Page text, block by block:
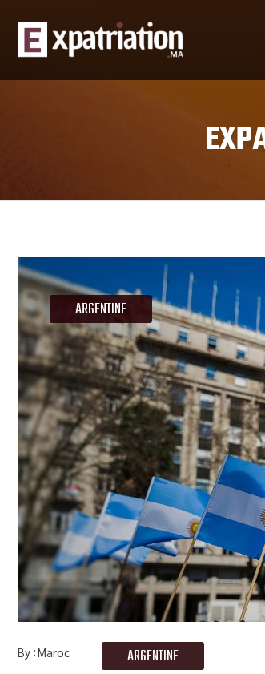
ARGENTINE
By Maroc ARGENTINE